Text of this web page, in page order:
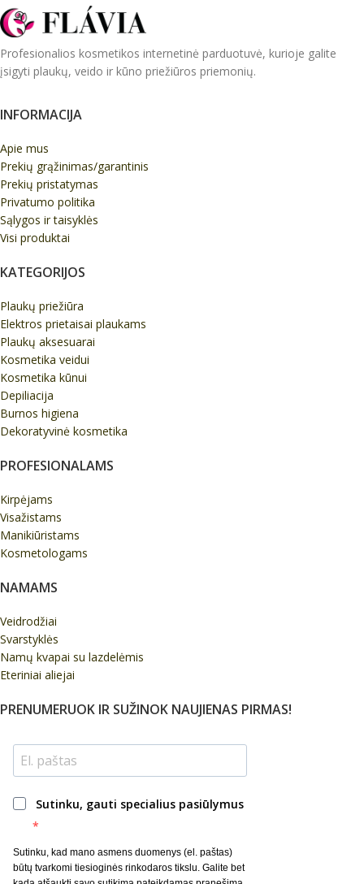
Profesionalios kosmetikos internetinė parduotuvė, kurioje galite
įsigyti plaukų, veido ir kūno priežiūros priemonių.
INFORMACIJA
Apie mus
Prekių grąžinimas/garantinis
Prekių pristatymas
Privatumo politika
Sąlygos ir taisyklės
Visi produktai
KATEGORIJOS
Plaukų priežiūra
Elektros prietaisai plaukams
Plaukų aksesuarai
Kosmetika veidui
Kosmetika kūnui
Depiliacija
Burnos higiena
Dekoratyvinė kosmetika
PROFESIONALAMS
Kirpėjams
Visažistams
Manikiūristams
Kosmetologams
NAMAMS
Veidrodžiai
Svarstyklės
Namų kvapai su lazdelėmis
Eteriniai aliejai
PRENUMERUOK IR SUŽINOK NAUJIENAS PIRMAS!
Sutinku, gauti specialius pasiūlymus
Sutinku, kad mano asmens duomenys (el. paštas)
būtų tvarkomi tiesioginės rinkodaros tikslu. Galite bet